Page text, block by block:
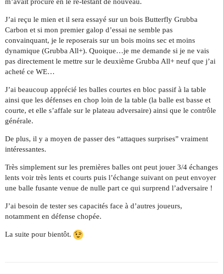
J’ai reçu le mien et il sera essayé sur un bois Butterfly Grubba
Carbon et si mon premier galop d’essai ne semble pas
convainquant, je le reposerais sur un bois moins sec et moins
dynamique (Grubba All+). Quoique…je me demande si je ne vais
pas directement le mettre sur le deuxième Grubba All+ neuf que j’ai
acheté ce WE…
J’ai beaucoup apprécié les balles courtes en bloc passif à la table
ainsi que les défenses en chop loin de la table (la balle est basse et
courte, et elle s’affale sur le plateau adversaire) ainsi que le contrôle
générale.
De plus, il y a moyen de passer des “attaques surprises” vraiment
intéressantes.
Très simplement sur les premières balles ont peut jouer 3/4 échanges
lents voir très lents et courts puis l’échange suivant on peut envoyer
une balle fusante venue de nulle part ce qui surprend l’adversaire !
J’ai besoin de tester ses capacités face à d’autres joueurs,
notamment en défense chopée.
La suite pour bientôt.